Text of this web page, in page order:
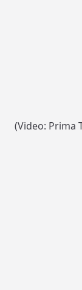
(Video: Prima